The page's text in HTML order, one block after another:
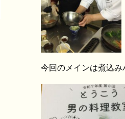
今回のメインは煮込